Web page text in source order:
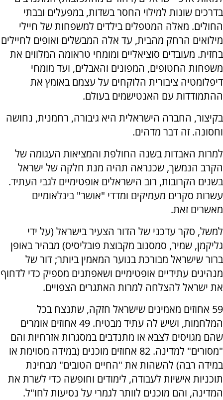
בדרכים שונות למילוי החסר בשדות, במפעלים ובבתי
החולים. מאלה המטפלים בילדים למשפחות של חיילי
מילואים הרחק מהבית, עד אלה המבשלים ואופים לחיילים
בחזית. מעובדים סוציאליים ומומחי טראומה המלווים את
משפחות החטופים, המפונים והאבלים, ועד מומחי
דיפלומטיה ציבורית הלוקחים על עצמם באומץ את
ההתמודדות עם האנטישמים בעולם.
בקיצור, החברה הישראלית היא גיבורה, רחמנית, נחושה
וחסונה. זה דבר מדהים.
למרות האבדות בשנה החולפת והמציאות העגומה של
הקרב הנמשך, שכנראה תהיה מנת חלקה של ישראל
בשנים הקרובות, רוב הישראלים אופטימיים לגבי העתיד.
עשרות סקרים מעמיקים ומדדי "אושר" בינלאומיים
מאשרים זאת.
למשל, סקר עדכני של הדור הצעיר בישראל (על ידי
גליקמן, שמיר, סמסנוב מקבוצת פובליסיס) מבהיר באופן
ברור שישראל מבורכת בנוער המאמין ביותר; דור של
מנהיגים עתידיים אופטימיים ושאפתנים מספיק כדי לדחוף
את ישראל להצלחה למרות האתגרים הצפויים.
59 אחוזים מאמינים שישראל חזקה, שתנצח בכל
המלחמות, ושיש לה עתיד מבטיח. 49 אחוזים אומרים
שהם מגויסים לצבא או מתנדבים במסגרות אזרחיות והם
"מסורים" למדינה. 82 אחוזים מוכנים (במידה מסוימת או
במידה רבה) להשהות את "החיים הטובים" מבחינת
תוכניות אישיות לעבודה, לימודים וחופשה כדי לשרת את
המדינה, והם מוכנים לוותר לגמרי על נסיעות לחו"ל.